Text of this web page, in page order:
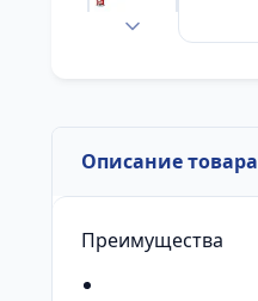
Описание товара
Преимущества